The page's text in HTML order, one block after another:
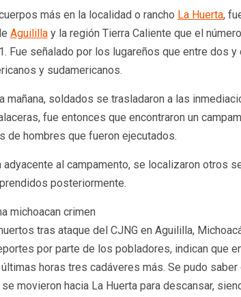
más en la localidad o rancho La Huerta,
Aguilillay la región Tierra Caliente que el
Fue señalado por los lugareños que entre dos
y sudamericanos.
mañana, soldados se trasladaron a las
fue entonces que encontraron un
de hombres que fueron ejecutados.
adyacente al campamento, se localizaron otros
posteriormente.
tras ataque del CJNG en Aguililla,
por parte de los pobladores, indican que
horas tres cadáveres más. Se pudo
movieron hacia La Huerta para descansar,